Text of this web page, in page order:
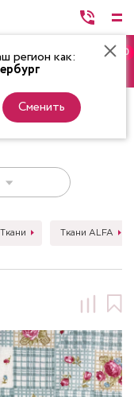
регион как:
Сменить
0
НИТКИ
Ткани Ткани ALFA